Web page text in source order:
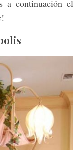
a continuación el